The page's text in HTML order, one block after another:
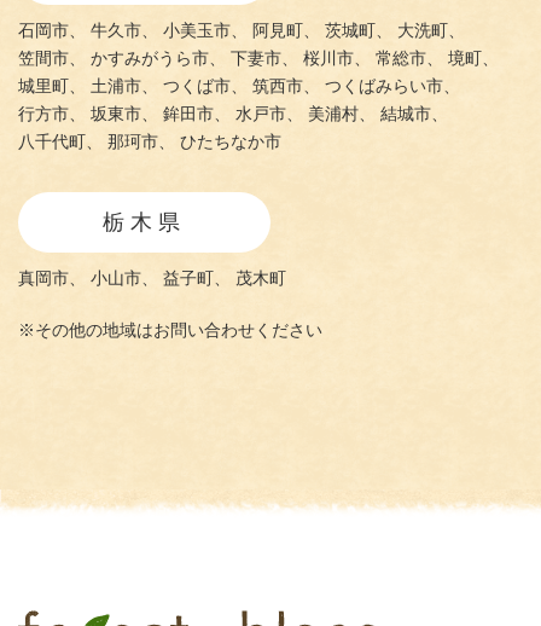
石岡市、 牛久市、 小美玉市、 阿見町、 茨城町、
大洗町、
笠間市、
かすみがうら市、 下妻市、 桜川市、 常総市、
境町、
城里町、
土浦市、 つくば市、 筑西市、
つくばみらい市、
行方市、
坂東市、 鉾田市、 水戸市、 美浦村、
結城市、
八千代町、
那珂市、 ひたちなか市
栃木県
真岡市、 小山市、 益子町、 茂木町
※その他の地域はお問い合わせください